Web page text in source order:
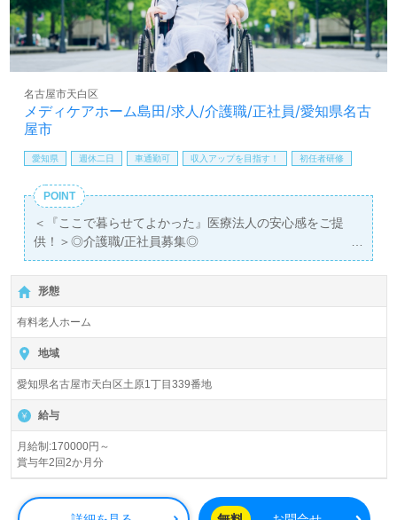
変えて仕事をしたい』等の方も大歓迎です！募集詳細等、
担当コンサルタントよりご案内します。お問い合わせも遠
慮なくお願いします。
護】＊求人情報収集、将来的に検討の方も遠慮なく＊
LINE、メール、お電話などご希望に応じてお問い合わせ/ご
料サービスをご利用いただけます。＜非公開求人も取扱い
せお待ちしております。
メディケアホーム島田/求人/介護職/正社員/愛知県名古
屋市
名古屋市天白区
愛知県 週休二日 車通勤可 収入アップを目指す！ 初任者研修
POINT
＜『ここで暮らせてよかった』医療法人の安心感をご提
供！＞◎介護職/正社員募集◎
【月給170,000円～230,000円/賞与2回 】＊初任者研修以
上有資格者向け求人＊『相生山駅』徒歩10分。お車通勤可
能です。
入居定員30名（30室/全室個室）『メディケアホーム島
田』医療法人倉橋クリニック（本部：愛知県名古屋市）様
の運営です。名古屋市内にクリニック、有料老人ホーム、
ケアステーション、居宅介護支援事業を展開されていま
す。
◎『ご利用者様に安心と笑顔の花束を！』24時間看護職員
在籍、医療機関連携でご利用者様をサポート！◎
看護助手や介護職経験のある方をお迎えします。丁寧な
OJTと親切な先輩が自慢の職場！『医療法人運営の施設で
形態
有料老人ホーム
地域
愛知県名古屋市天白区土原1丁目339番地
給与
月給制:170000円～
賞与年2回2か月分